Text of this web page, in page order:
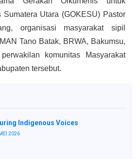
Sumatera Utara (GOKESU) Pastor
organisasi masyarakat sipil
Tano Batak, BRWA, Bakumsu,
komunitas Masyarakat
tersebut.
Indigenous Voices
2026